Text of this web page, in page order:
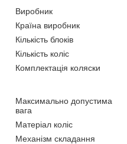
Виробник
Країна виробник
Кількість блоків
Кількість коліс
Комплектація коляски
Максимально допустима
вага
Матеріал коліс
Механізм складання